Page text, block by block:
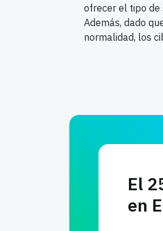
ofrecer el tipo de
Además, dado
normalidad, los
El
en